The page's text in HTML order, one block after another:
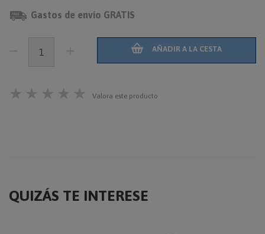
Gastos de envío GRATIS
AÑADIR A LA CESTA
★ ★ ★ ★ ★ Valora este producto
QUIZÁS TE INTERESE